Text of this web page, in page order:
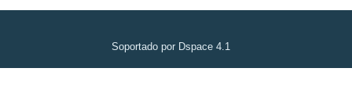
Soportado por Dspace 4.1